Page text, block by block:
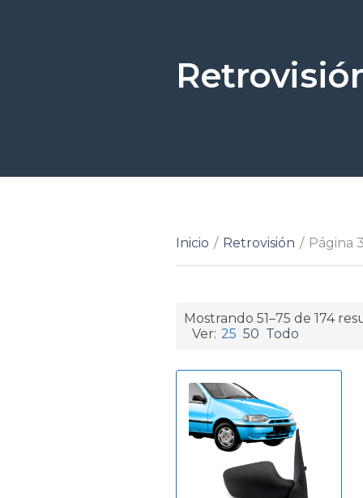
Inicio / Retrovisión / Página 3
Mostrando 51–75 de 174
Ver: 25 50 Todo